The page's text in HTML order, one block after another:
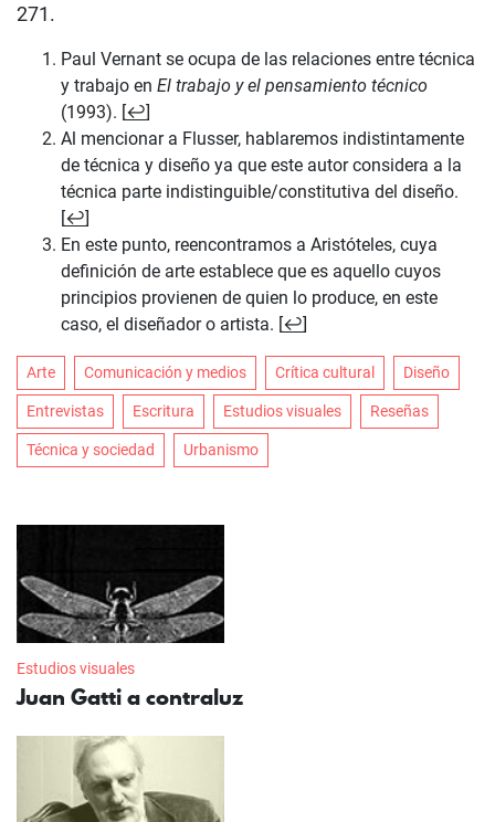
271.
Paul Vernant se ocupa de las relaciones entre técnica
y trabajo en El trabajo y el pensamiento técnico
(1993). [↩]
Al mencionar a Flusser, hablaremos indistintamente
de técnica y diseño ya que este autor considera a la
técnica parte indistinguible/constitutiva del diseño.
[↩]
En este punto, reencontramos a Aristóteles, cuya
definición de arte establece que es aquello cuyos
principios provienen de quien lo produce, en este
caso, el diseñador o artista. [↩]
Arte Comunicación y medios Crítica cultural Diseño
Entrevistas Escritura Estudios visuales Reseñas
Técnica y sociedad Urbanismo
Estudios visuales
Juan Gatti a contraluz